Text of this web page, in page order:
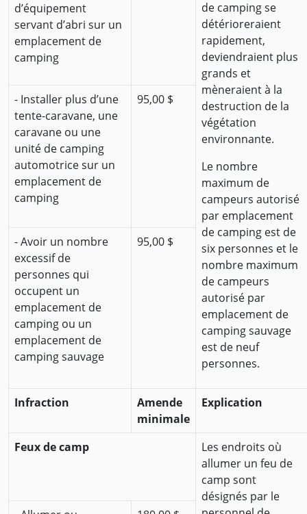
de camping se
détérioreraient
rapidement,
deviendraient plus
grands et
mèneraient à la
destruction de la
végétation
environnante.
Le nombre
maximum de
campeurs autorisé
par emplacement
de camping est de
six personnes et le
nombre maximum
de campeurs
autorisé par
emplacement de
camping sauvage
est de neuf
personnes.
d’équipement
servant d’abri sur un
emplacement de
camping
- Installer plus d’une
tente-caravane, une
caravane ou une
unité de camping
automotrice sur un
emplacement de
camping
95,00 $
- Avoir un nombre
excessif de
personnes qui
occupent un
emplacement de
camping ou un
emplacement de
camping sauvage
95,00 $
Infraction
Amende
minimale
Explication
Feux de camp
Les endroits où
allumer un feu de
camp sont
désignés par le